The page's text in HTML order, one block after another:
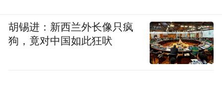
胡锡进：新西兰外长像只疯
狗，竟对中国如此狂吠